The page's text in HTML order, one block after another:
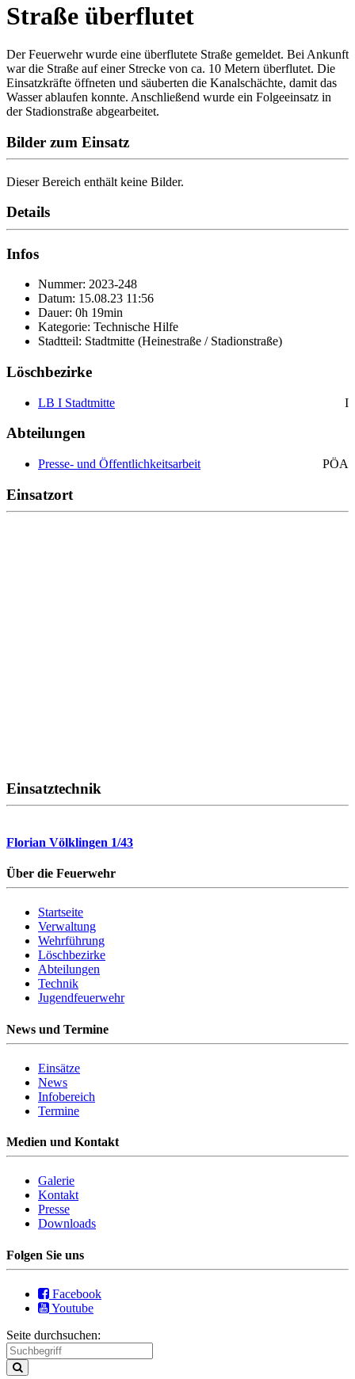
Straße überflutet
Der Feuerwehr wurde eine überflutete Straße gemeldet. Bei Ankunft
war die Straße auf einer Strecke von ca. 10 Metern überflutet. Die
Einsatzkräfte öffneten und säuberten die Kanalschächte, damit das
Wasser ablaufen konnte. Anschließend wurde ein Folgeeinsatz in
der Stadionstraße abgearbeitet.
Bilder zum Einsatz
Dieser Bereich enthält keine Bilder.
Details
Infos
Nummer: 2023-248
Datum: 15.08.23 11:56
Dauer: 0h 19min
Kategorie: Technische Hilfe
Stadtteil: Stadtmitte (Heinestraße / Stadionstraße)
Löschbezirke
LB I Stadtmitte I
Abteilungen
Presse- und Öffentlichkeitsarbeit PÖA
Einsatzort
Einsatztechnik
Florian Völklingen 1/43
Über die Feuerwehr
Startseite
Verwaltung
Wehrführung
Löschbezirke
Abteilungen
Technik
Jugendfeuerwehr
News und Termine
Einsätze
News
Infobereich
Termine
Medien und Kontakt
Galerie
Kontakt
Presse
Downloads
Folgen Sie uns
Facebook
Youtube
Seite durchsuchen: